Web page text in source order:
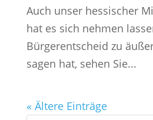
Auch unser hessischer
hat es sich nehmen
Bürgerentscheid zu
sagen hat, sehen Sie...
« Ältere Einträge